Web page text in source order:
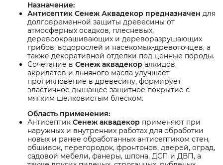
Назначение:
Антисептик Сенеж Аквадекор предназначен для
долговременной защиты древесины от
атмосферных осадков, плесневых,
деревоокрашивающих и дереворазрушающих
грибов, водорослей и насекомых-древоточцев, а
также декоративной отделки под ценные породы.
Сочетание в Сенеж аквадекор алкидов,
акрилатов и льняного масла улучшает
проникновение в древесину, формирует
эластичное дышащее защитное покрытие с
мягким шелковистым блеском.
Область применения:
Антисептик Сенеж аквадекор применяют при
наружных и внутренних работах для обработки
новых и ранее обработанных антисептиком стен,
обшивок, перегородок, фронтонов, дверей, оград,
садовой мебели, фанеры, шпона, ДСП и ДВП, а